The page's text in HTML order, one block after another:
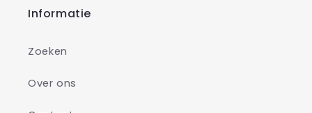
Informatie
Zoeken
Over ons